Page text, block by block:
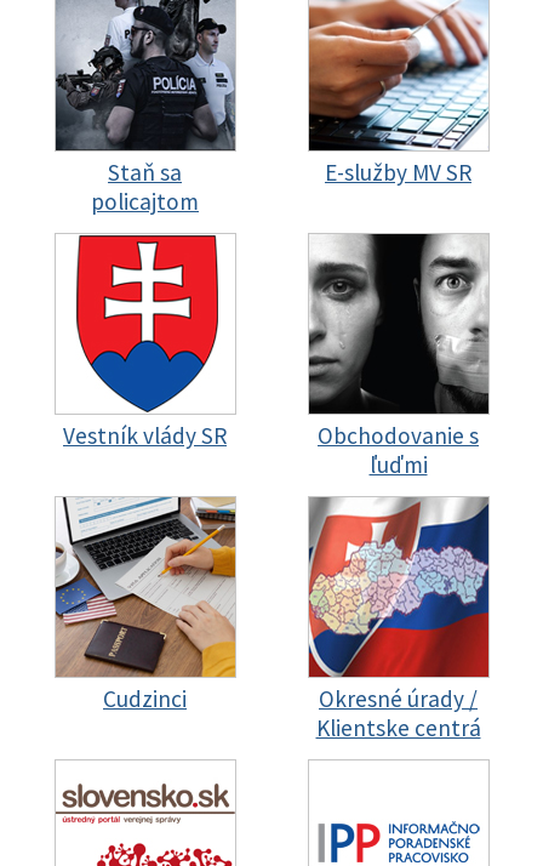
Staň sa
policajtom
E-služby MV SR
Vestník vlády SR
Obchodovanie s
ľuďmi
Cudzinci
Okresné úrady /
Klientske centrá